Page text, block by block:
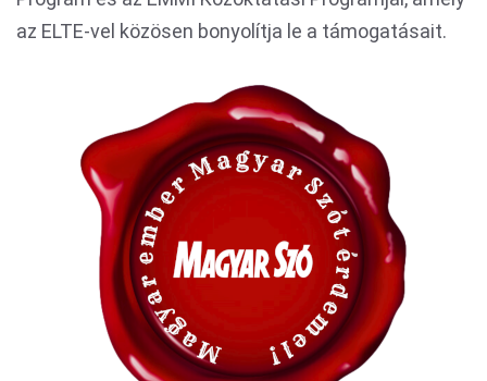
az ELTE-vel közösen bonyolítja le a támogatásait.